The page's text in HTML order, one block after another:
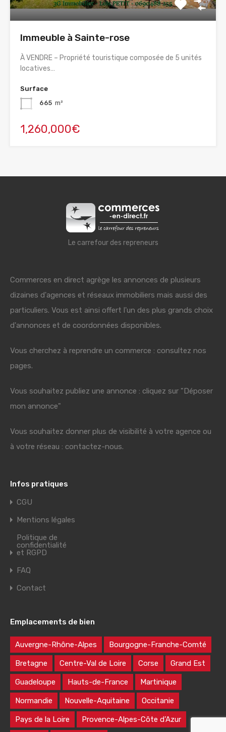
Immeuble à Sainte-rose
À VENDRE – Propriété touristique composée de 5 unités
locatives…
Surface
665 m²
1,260,000€
Le carrefour des repreneurs
Commerces en direct agrège les annonces de plusieurs
dizaines d'agences et réseaux immobiliers mais aussi des
particuliers. Vous est ainsi offert l'un des plus grands choix
d'annonces et de coordonnées disponibles.
Vous cherchez à reprendre un commerce : consultez nos
pages.
Vous souhaitez publiez une annonce : cliquez sur "Déposer
mon annonce"
Vous souhaitez donner plus de visibilité à votre agence ou
à votre réseau : contactez-nous.
Infos pratiques
CGU
Mentions légales
Politique de
confidentialité
et RGPD
FAQ
Contact
Emplacements de bien
Auvergne-Rhône-Alpes Bourgogne-Franche-Comté
Bretagne Centre-Val de Loire Corse Grand Est
Guadeloupe Hauts-de-France Martinique
Normandie Nouvelle-Aquitaine Occitanie
Pays de la Loire Provence-Alpes-Côte d’Azur